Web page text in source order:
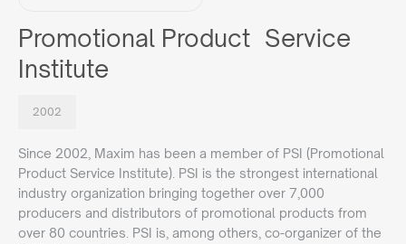
Promotional Product Service
Institute
2002
Since 2002, Maxim has been a member of PSI (Promotional
Product Service Institute). PSI is the strongest international
industry organization bringing together over 7,000
producers and distributors of promotional products from
over 80 countries. PSI is, among others, co-organizer of the